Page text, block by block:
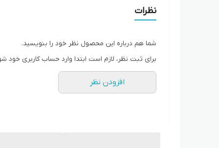
نظرات
شما هم درباره این محصول نظر خود را بنویسید.
برای ثبت نظر، لازم است ابتدا وارد حساب کاربری خود
افزودن نظر